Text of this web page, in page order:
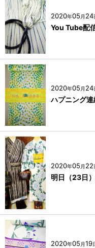
2020年05 月 24
You Tube配
2020年05 月 24
ハプニング
2020年05 月 22
明日（23日
2020年05 月19